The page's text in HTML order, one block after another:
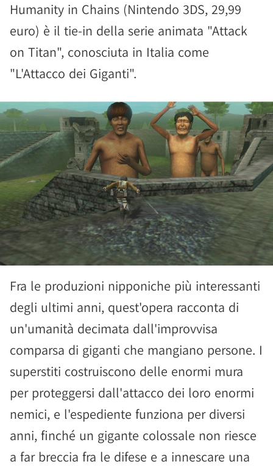
Humanity in Chains (Nintendo 3DS, 29,99
euro) è il tie-in della serie animata "Attack
on Titan", conosciuta in Italia come
"L'Attacco dei Giganti".
Fra le produzioni nipponiche più interessanti
degli ultimi anni, quest'opera racconta di
un'umanità decimata dall'improvvisa
comparsa di giganti che mangiano persone. I
superstiti costruiscono delle enormi mura
per proteggersi dall'attacco dei loro enormi
nemici, e l'espediente funziona per diversi
anni, finché un gigante colossale non riesce
a far breccia fra le difese e a innescare una